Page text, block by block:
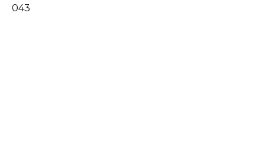
043